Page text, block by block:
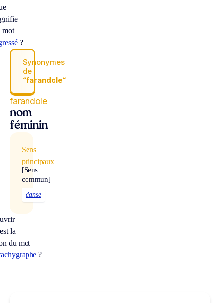
mot
?
Synonymes
de
“farandole“
farandole
nom
féminin
Sens
principaux
[Sens
commun]
danse
la
du mot
?